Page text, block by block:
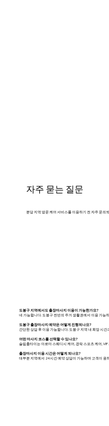
도봉구 지역에서도 출장마사지 이용이 가능한가요?
네 가능합니다. 도봉구 전반의 주거 생활권에서 이용 가능
도봉구 출장마사지 예약은 어떻게 진행되나요?
간단한 상담 후 이용 가능합니다. 도봉구 지역 내 희망 시
어떤 마사지 코스를 선택할 수 있나요?
슬림홈타이는 아로마 스웨디시 케어, 경락 스포츠 케어,
출장마사지 이용 시간은 어떻게 되나요?
대부분 지역에서 24시간 예약 상담이 가능하며 고객이 원
자주 묻는 질문
분당 지역 방문 케어 서비스를 이용하기 전 자주 문의